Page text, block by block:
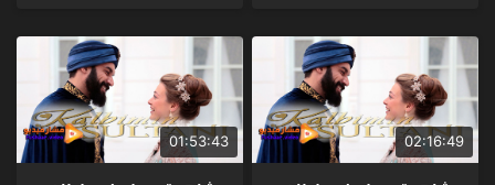
02:16:49
01:53:43